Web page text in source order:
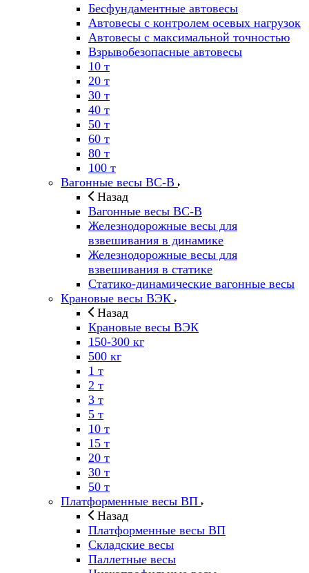
Бесфундаментные автовесы
Автовесы с контролем осевых нагрузок
Автовесы с максимальной точностью
Взрывобезопасные автовесы
10 т
20 т
30 т
40 т
50 т
60 т
80 т
100 т
Вагонные весы ВС-В
Назад
Вагонные весы ВС-В
Железнодорожные весы для
взвешивания в динамике
Железнодорожные весы для
взвешивания в статике
Статико-динамические вагонные весы
Крановые весы ВЭК
Назад
Крановые весы ВЭК
150-300 кг
500 кг
1 т
2 т
3 т
5 т
10 т
15 т
20 т
30 т
50 т
Платформенные весы ВП
Назад
Платформенные весы ВП
Складские весы
Паллетные весы